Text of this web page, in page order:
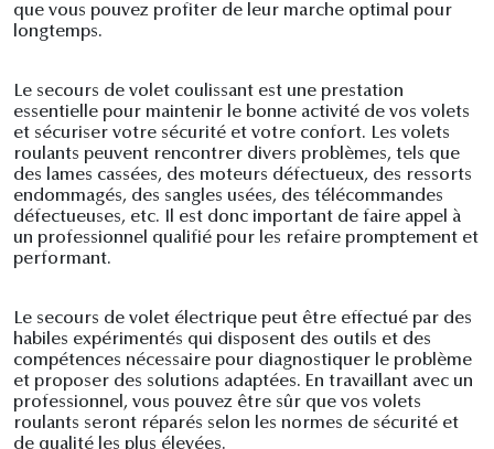
que vous pouvez profiter de leur marche optimal pour
longtemps.
Le secours de volet coulissant est une prestation
essentielle pour maintenir le bonne activité de vos volets
et sécuriser votre sécurité et votre confort. Les volets
roulants peuvent rencontrer divers problèmes, tels que
des lames cassées, des moteurs défectueux, des ressorts
endommagés, des sangles usées, des télécommandes
défectueuses, etc. Il est donc important de faire appel à
un professionnel qualifié pour les refaire promptement et
performant.
Le secours de volet électrique peut être effectué par des
habiles expérimentés qui disposent des outils et des
compétences nécessaire pour diagnostiquer le problème
et proposer des solutions adaptées. En travaillant avec un
professionnel, vous pouvez être sûr que vos volets
roulants seront réparés selon les normes de sécurité et
de qualité les plus élevées.